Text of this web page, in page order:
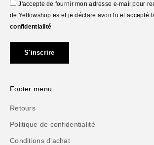
J'accepte de fournir mon adresse e-mail pour
de Yellowshop.es et je déclare avoir lu et accepté
confidentialité
S'inscrire
Footer menu
Retours
Politique de confidentialité
Conditions d'achat